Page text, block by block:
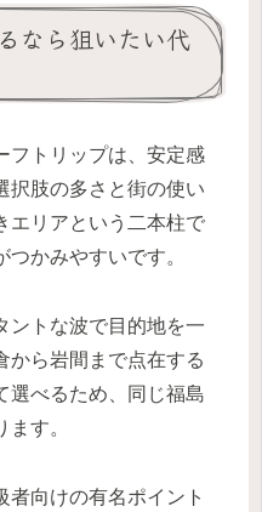
なら狙いたい代
フトリップは、安定感
択肢の多さと街の使い
エリアという二本柱で
かみやすいです。
ントな波で目的地を一
から岩間まで点在する
選べるため、同じ福島
す。
者向けの有名ポイント